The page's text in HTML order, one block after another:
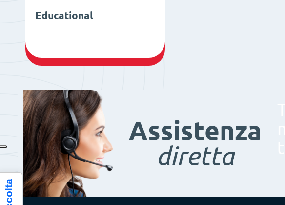
Educational
Assistenza
diretta